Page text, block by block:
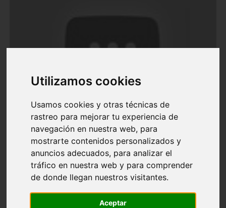
Utilizamos cookies
Usamos cookies y otras técnicas de
rastreo para mejorar tu experiencia de
navegación en nuestra web, para
mostrarte contenidos personalizados y
anuncios adecuados, para analizar el
tráfico en nuestra web y para comprender
de donde llegan nuestros visitantes.
Aceptar
Video Ana Brenda Contreras y la firme promesa que